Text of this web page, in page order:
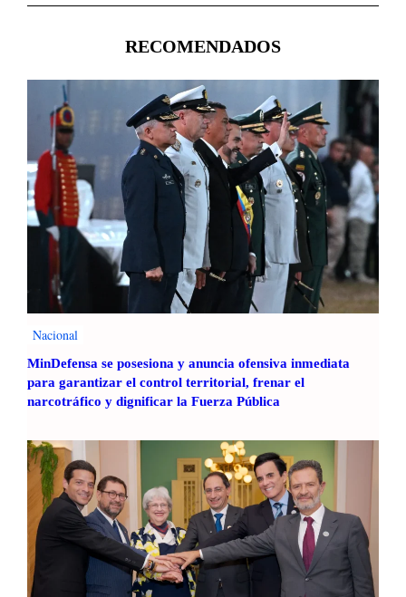
RECOMENDADOS
Nacional
MinDefensa se posesiona y anuncia ofensiva inmediata
para garantizar el control territorial, frenar el
narcotráfico y dignificar la Fuerza Pública